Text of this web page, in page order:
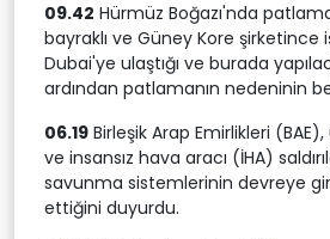
09.42 Hürmüz Boğazı'nda
bayraklı ve Güney Kore şirketince
Dubai'ye ulaştığı ve burada
ardından patlamanın nedeninin
06.19 Birleşik Arap Emirlikleri
ve insansız hava aracı (İHA)
savunma sistemlerinin devreye
ettiğini duyurdu.